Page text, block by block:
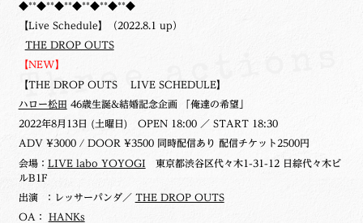
◆**◆**◆**◆**◆**◆**◆
【Live Schedule】（2022.8.1 up）
THE DROP OUTS
【NEW】
【THE DROP OUTS LIVE SCHEDULE】
ハロー松田 46歳生誕&結婚記念企画 「俺達の希望」
2022年8月13日 (土曜日) OPEN 18:00 ／ START 18:30
ADV ¥3000 / DOOR ¥3500 同時配信あり 配信チケット2500円
会場： LIVE labo YOYOGI 東京都渋谷区代々木1-31-12 日綜代々木ビ
ルB1F
出演 ：レッサーパンダ／ THE DROP OUTS
OA： HANKs